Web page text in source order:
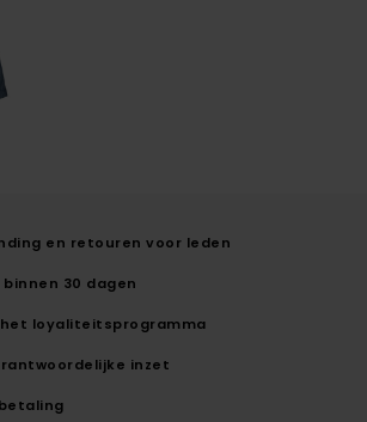
en retouren voor leden
30 dagen
het loyaliteitsprogramma
inzet